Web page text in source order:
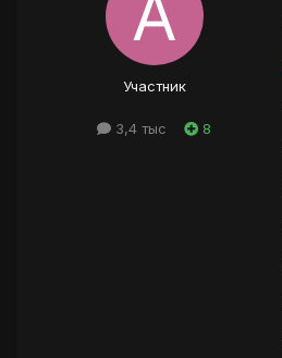
Участник
3,4 тыс 8